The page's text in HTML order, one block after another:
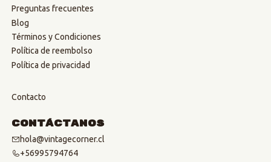
Preguntas frecuentes
Blog
Términos y Condiciones
Política de reembolso
Política de privacidad
Contacto
Contáctanos
hola@vintagecorner.cl
+56995794764